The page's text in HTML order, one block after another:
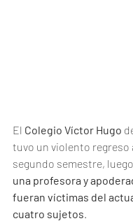
El Colegio Víctor Hugo
tuvo un violento regreso
segundo semestre,
una profesora y
fueran víctimas del
cuatro sujetos.